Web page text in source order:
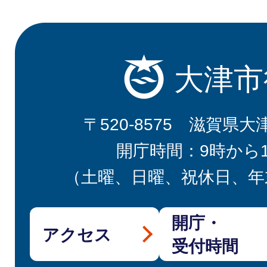
大津
〒520-8575 滋賀県大
開庁時間：9時から
（土曜、日曜、祝休日、
アクセス
開庁・
受付時間